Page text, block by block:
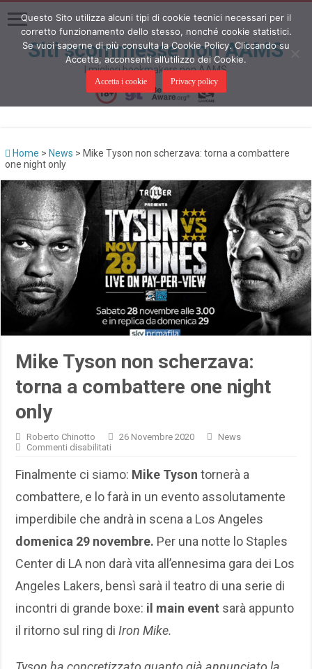
Siti scommesse non AAMS
I migliori bookmakers non AAMS
Home > News > Mike Tyson non scherzava: torna a combattere
one night only
Mike Tyson non scherzava:
torna a combattere one night
only
Roberto Chinotto 26 Novembre 2020
News
Commenti disabilitati
non
torna
combattere
night
Finalmente ci siamo: Mike Tyson tornerà a
combattere, e lo farà in un evento assolutamente
imperdibile che andrà in scena a Los Angeles
domenica 29 novembre. Per una notte lo Staples
Center di LA non darà vita all’ennesima gara dei Los
Angeles Lakers, bensì sarà il teatro di una serie di
incontri di grande boxe: il main event sarà appunto
il ritorno sul ring di Iron Mike.
Questo Sito utilizza alcuni tipi di cookie tecnici necessari per il
corretto funzionamento dello stesso, nonché cookie statistici.
Se vuoi saperne di più consulta la Cookie Policy. Cliccando su
Accetta, acconsenti all’utilizzo dei Cookie.
Accetta i cookie Privacy policy